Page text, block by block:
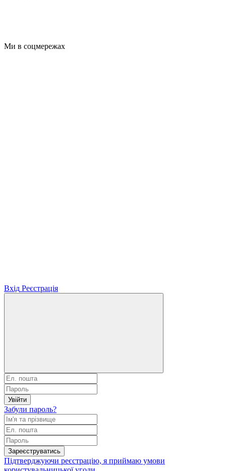
Ми в соцмережах
Вхід Реєстрація
Увійти
Забули пароль?
Зареєструватись
Підтверджуючи реєстрацію, я приймаю умови